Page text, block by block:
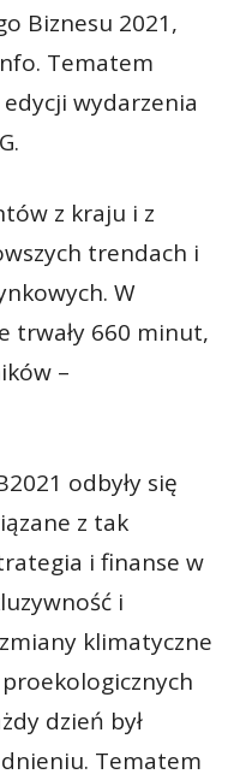
Biznesu 2021,
Tematem
wydarzenia
z kraju i z
trendach i
W
trwały 660 minut,
–
odbyły się
z tak
i finanse w
i
klimatyczne
dzień był
Tematem